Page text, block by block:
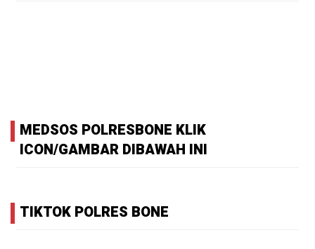
MEDSOS POLRESBONE KLIK
ICON/GAMBAR DIBAWAH INI
TIKTOK POLRES BONE